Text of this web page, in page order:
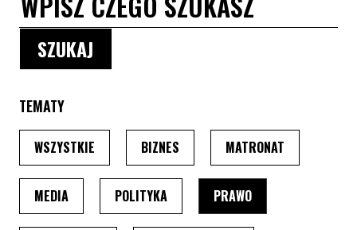
TEMATY
WSZYSTKIE PO WYBRANIU TEMATU, STRONA PRZEŁADUJE SIĘ
BIZNES PO WYBRANIU TEMATU, STRONA
MATRONAT
MEDIAPO WYBRANIU TEMATU, STRONA PRZEŁADUJE SIĘ
POLITYKAPO WYBRANIU TEMATU, STRONA
PRAWOPO WYBRANIU